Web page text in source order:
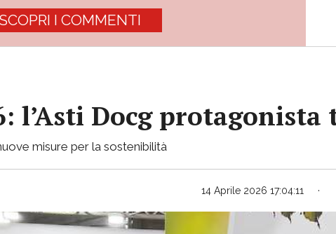
I COMMENTI
l’Asti Docg
misure per la sostenibilità
14 Aprile 2026 17:04:11